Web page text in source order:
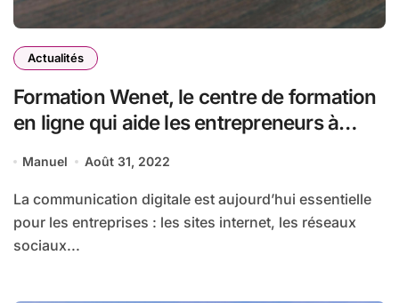
Actualités
Formation Wenet, le centre de formation
en ligne qui aide les entrepreneurs à
Manuel Août 31, 2022
La communication digitale est aujourd’hui essentielle
pour les entreprises : les sites internet, les réseaux
sociaux...